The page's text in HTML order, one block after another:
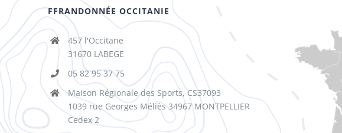
FFRANDONNÉE OCCITANIE
457 l'Occitane
31670 LABEGE
05 82 95 37 75
Maison Régionale des Sports, CS37093
1039 rue Georges Méliès 34967 MONTPELLIER
Cedex 2